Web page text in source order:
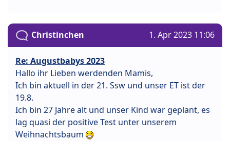
Christinchen 1. Apr 2023 11:06
Re: Augustbabys 2023
Hallo ihr Lieben werdenden Mamis,
Ich bin aktuell in der 21. Ssw und unser ET ist der
19.8.
Ich bin 27 Jahre alt und unser Kind war geplant, es
lag quasi der positive Test unter unserem
Weihnachtsbaum